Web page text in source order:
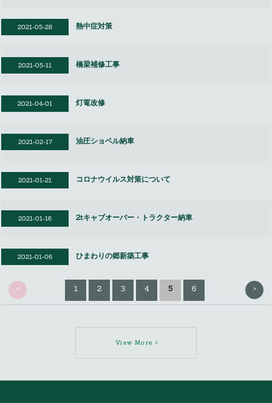
2021-05-28 熱中症対策
2021-05-11 橋梁補修工事
2021-04-01 灯篭改修
2021-02-17 油圧ショベル納車
2021-01-21 コロナウイルス対策について
2021-01-16 2tキャブオーバー・トラクター納車
2021-01-06 ひまわりの郷新築工事
< 1 2 3 4 5 6 >
View More